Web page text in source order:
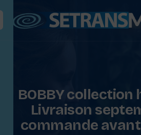
BOBBY collection
Livraison
commande